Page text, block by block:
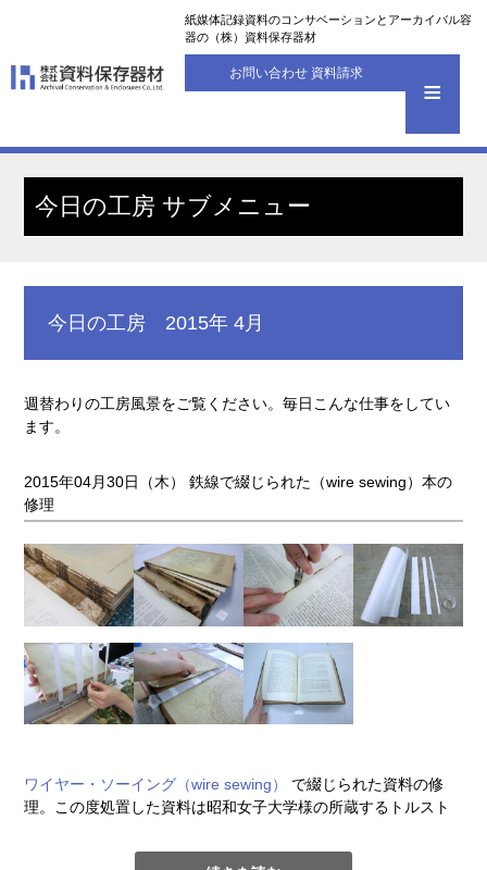
紙媒体記録資料のコンサベーションとアーカイバル容
器の（株）資料保存器材
お問い合わせ 資料請求
今日の工房 サブメニュー
今日の工房 2015年 4月
週替わりの工房風景をご覧ください。毎日こんな仕事をしてい
ます。
2015年04月30日（木） 鉄線で綴じられた（wire sewing）本の
修理
ワイヤー・ソーイング（wire sewing）
で綴じられた資料の修
理。この度処置した資料は昭和女子大学様の所蔵するトルスト
バラバラに外れている。金属を除去し、傷んだ本紙の背を和紙